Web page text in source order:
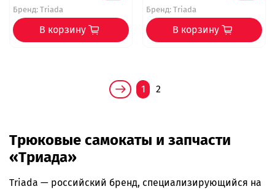
Бренд:Triada
В корзину
Бренд:Triada
В корзину
1 2
Трюковые самокаты и запчасти
«Триада»
Triada — российский бренд, специализирующийся на